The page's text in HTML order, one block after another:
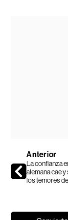
Anterior
La confianza
alemana cae
los temores